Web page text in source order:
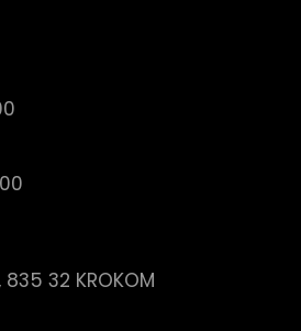
32 KROKOM